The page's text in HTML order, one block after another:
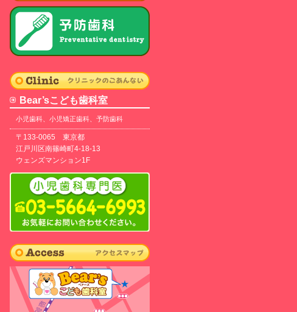
Bear’sこども歯科室
小児歯科、小児矯正歯科、予防歯科
〒133-0065 東京都
江戸川区南篠崎町4-18-13
ウェンズマンション1F